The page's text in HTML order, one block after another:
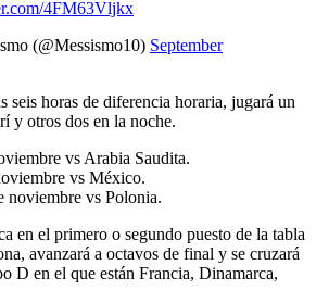
4FM63Vljkx
(@Messismo10) September
seis horas de diferencia horaria, jugará un
y otros dos en la noche.
vs Arabia Saudita.
vs México.
noviembre vs Polonia.
en el primero o segundo puesto de la tabla
avanzará a octavos de final y se cruzará
D en el que están Francia, Dinamarca,